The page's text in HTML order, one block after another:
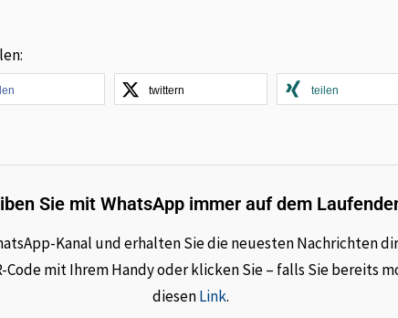
twittern teilen
Sie mit WhatsApp immer auf dem
Kanal und erhalten Sie die neuesten Nachrichten
Code mit Ihrem Handy oder klicken Sie – falls Sie bereits
diesenLink.